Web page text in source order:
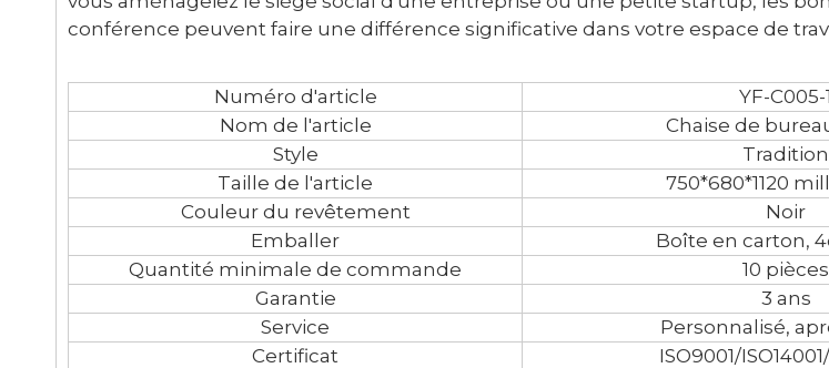
conférence peuvent faire une différence significative dans votre espace de
Numéro d'article
YF-C005-1
Nom de l'article
Chaise de
Style
Tradition
Taille de l'article
750*680*1120
Couleur du revêtement
Noir
Emballer
Boîte en carton,
Quantité minimale de commande
10 pièces
Garantie
3 ans
Service
Personnalisé,
Certificat
ISO9001/